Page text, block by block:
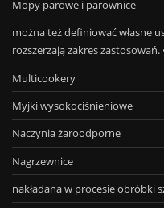
Mopy parowe i parownice
można też definiować własne
rozszerzają zakres
Multicookery
Myjki wysokociśnieniowe
Naczynia żaroodporne
Nagrzewnice
nakładana w procesie obróbki